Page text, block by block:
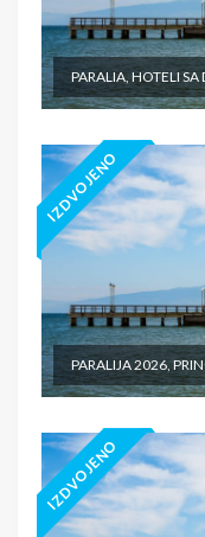
PARALIA, HOTELI
IZDVOJENO
PARALIJA 2026,
IZDVOJENO